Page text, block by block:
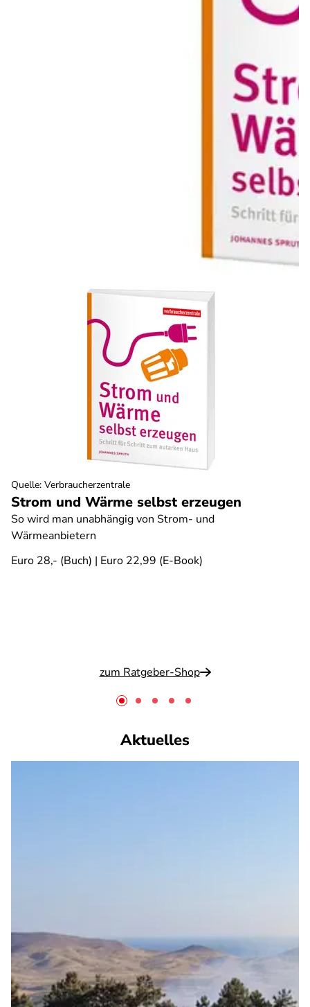
Strom und Wärme selbst erzeugen
So wird man unabhängig von Strom- und
Wärmeanbietern
Euro 28,- (Buch) | Euro 22,99 (E-Book)
zum Ratgeber-Shop
Quelle: Verbraucherzentrale
Aktuelles